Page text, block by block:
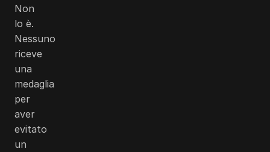
Non
lo è.
Nessuno
riceve
una
medaglia
per
aver
evitato
un